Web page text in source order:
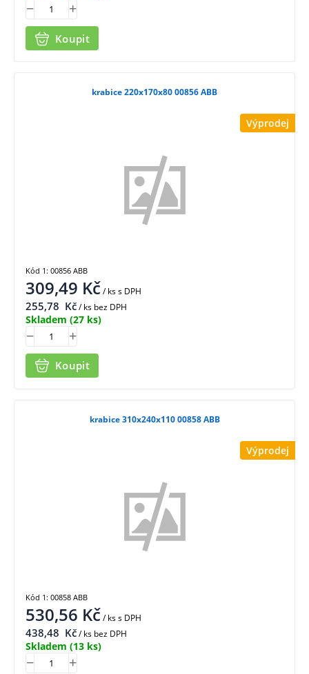
Koupit
Výprodej
krabice 220x170x80 00856 ABB
309,49 Kč/ kss DPH
255,78 Kč/ ks bez DPH
Skladem (27 ks)
Koupit
Kód 1: 00856 ABB
Výprodej
krabice 310x240x110 00858 ABB
530,56 Kč/ kss DPH
438,48 Kč/ ks bez DPH
Skladem (13 ks)
Kód 1: 00858 ABB